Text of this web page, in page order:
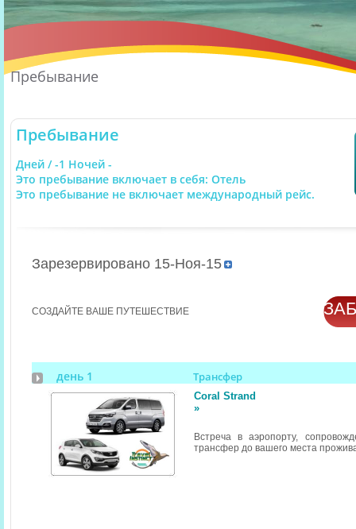
Пребывание
Пребывание
Дней / -1 Ночей -
Это пребывание включает в себя: Отель
Это пребывание не включает международный рейс.
Зарезервировано 15-Ноя-15
СОЗДАЙТЕ ВАШЕ ПУТЕШЕСТВИЕ
день 1 Трансфер
Coral Strand
»
Встреча в аэропорту,
трансфер до вашего места